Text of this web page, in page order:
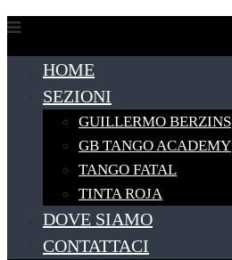
Skip
contentHOME
SEZIONI
GUILLERMO BERZINS
GB TANGO ACADEMY
TANGO FATAL
TINTA ROJA
DOVE SIAMO
CONTATTACI